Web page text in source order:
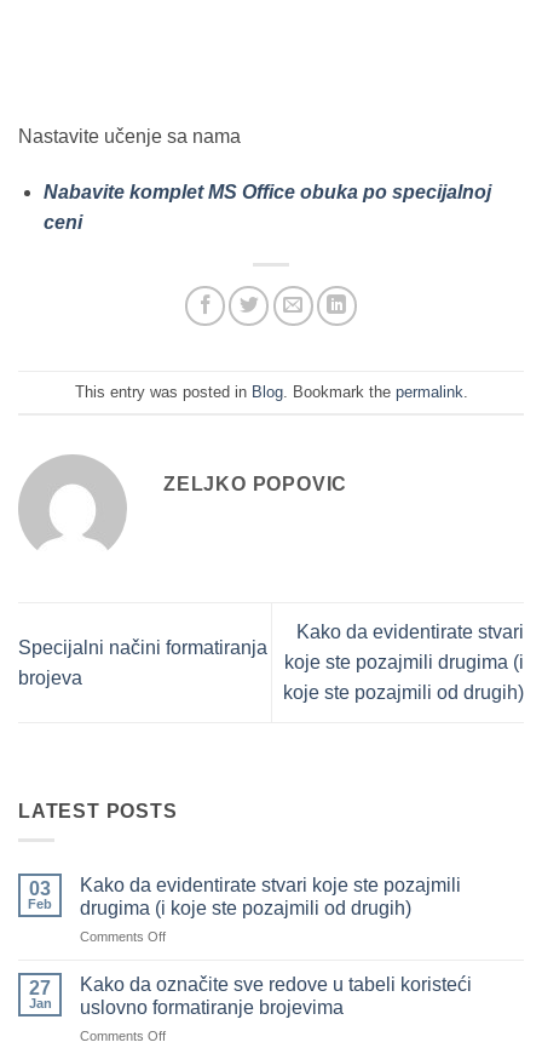
Nastavite učenje sa nama
Nabavite komplet MS Office obuka po specijalnoj
ceni
This entry was posted in Blog. Bookmark the permalink
ZELJKO POPOVIC
Specijalni načini formatiranja
brojeva
Kako da evidentirate stvari
koje ste pozajmili drugima (i
koje ste pozajmili od drugih)
LATEST POSTS
03
Feb
Kako da evidentirate stvari koje ste pozajmili
drugima (i koje ste pozajmili od drugih)
Comments Offon
evidentirate
stvari
koje
27
Jan
Kako da označite sve redove u tabeli koristeći
uslovno formatiranje brojevima
Comments Offon